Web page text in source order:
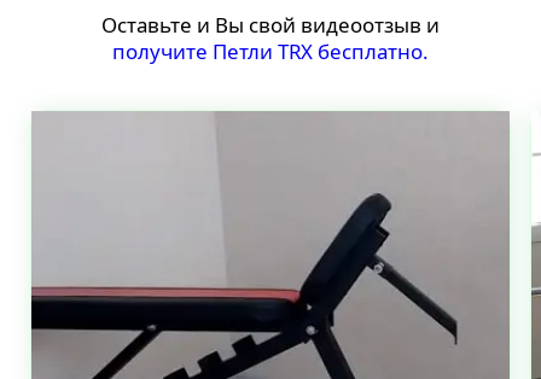
Оставьте и Вы свой видеоотзыв и
получите Петли ТRХ бесплатно.